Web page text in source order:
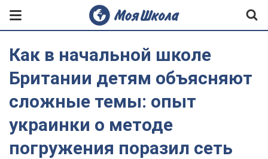
Как в начальной школе
Британии детям объясняют
сложные темы: опыт
украинки о методе
погружения поразил сеть